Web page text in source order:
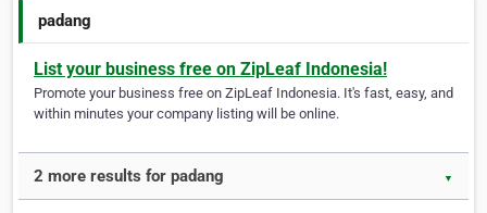
padang
List your business free on ZipLeaf Indonesia!
Promote your business free on ZipLeaf Indonesia. It's fast, easy, and
within minutes your company listing will be online.
2 more results for padang ▼